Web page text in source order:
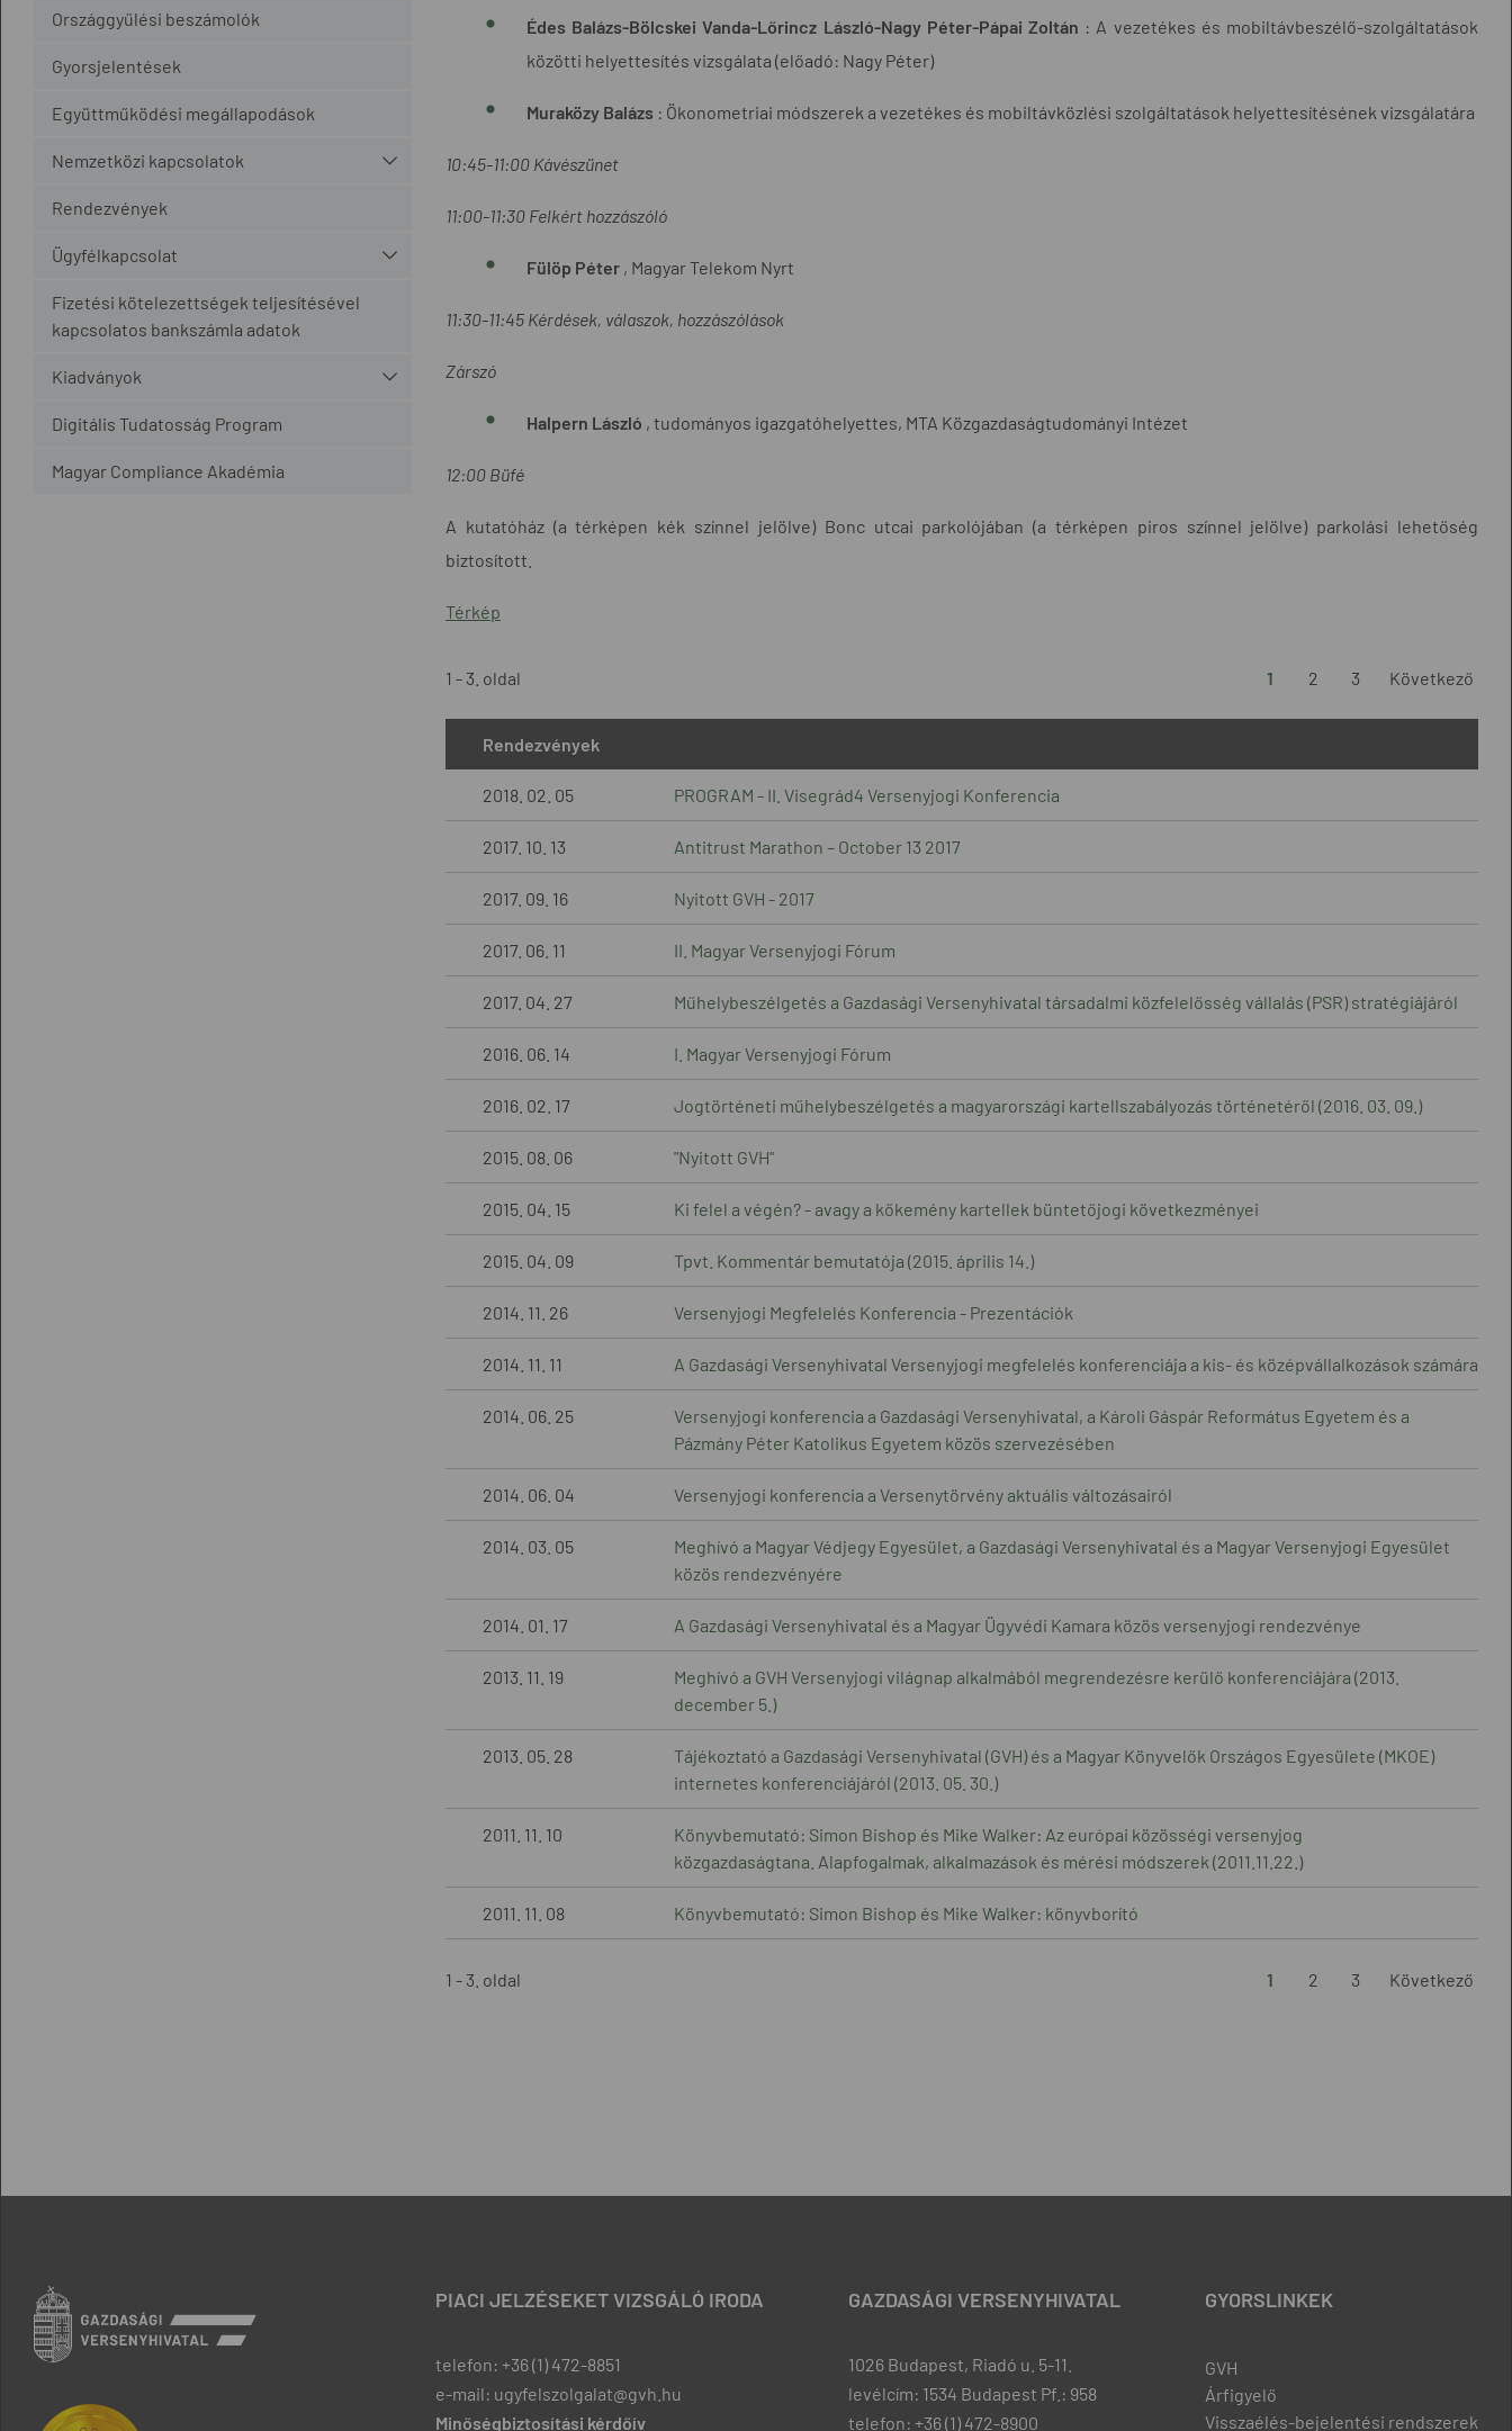
Országgyűlési beszámolók
Gyorsjelentések
Együttműködési megállapodások
Nemzetközi kapcsolatok
Rendezvények
Ügyfélkapcsolat
Fizetési kötelezettségek teljesítésével
kapcsolatos bankszámla adatok
Kiadványok
Digitális Tudatosság Program
Magyar Compliance Akadémia
Édes Balázs-Bölcskei Vanda-Lőrincz László-Nagy Péter-Pápai Zoltán : A vezetékes és mobiltávbeszélő-szolgáltatások
közötti helyettesítés vizsgálata (előadó: Nagy Péter)
Muraközy Balázs : Ökonometriai módszerek a vezetékes és mobiltávközlési szolgáltatások helyettesítésének vizsgálatára
10:45-11:00 Kávészünet
11:00-11:30 Felkért hozzászóló
Fülöp Péter , Magyar Telekom Nyrt
11:30-11:45 Kérdések, válaszok, hozzászólások
Zárszó
Halpern László , tudományos igazgatóhelyettes, MTA Közgazdaságtudományi Intézet
12:00 Büfé
A kutatóház (a térképen kék színnel jelölve) Bonc utcai parkolójában (a térképen piros színnel jelölve) parkolási lehetőség
biztosított.
Térkép
1 - 3. oldal 1 2 3 Következő
Rendezvények
2018. 02. 05 PROGRAM - II. Visegrád4 Versenyjogi Konferencia
2017. 10. 13 Antitrust Marathon – October 13 2017
2017. 09. 16 Nyitott GVH - 2017
2017. 06. 11 II. Magyar Versenyjogi Fórum
2017. 04. 27 Műhelybeszélgetés a Gazdasági Versenyhivatal társadalmi közfelelősség vállalás (PSR) stratégiájáról
2016. 06. 14 I. Magyar Versenyjogi Fórum
2016. 02. 17 Jogtörténeti műhelybeszélgetés a magyarországi kartellszabályozás történetéről (2016. 03. 09.)
2015. 08. 06 "Nyitott GVH"
2015. 04. 15 Ki felel a végén? - avagy a kőkemény kartellek büntetőjogi következményei
2015. 04. 09 Tpvt. Kommentár bemutatója (2015. április 14.)
2014. 11. 26 Versenyjogi Megfelelés Konferencia - Prezentációk
2014. 11. 11 A Gazdasági Versenyhivatal Versenyjogi megfelelés konferenciája a kis- és középvállalkozások számára
2014. 06. 25
Versenyjogi konferencia a Gazdasági Versenyhivatal, a Károli Gáspár Református Egyetem és a
Pázmány Péter Katolikus Egyetem közös szervezésében
2014. 06. 04 Versenyjogi konferencia a Versenytörvény aktuális változásairól
2014. 03. 05
Meghívó a Magyar Védjegy Egyesület, a Gazdasági Versenyhivatal és a Magyar Versenyjogi Egyesület
közös rendezvényére
2014. 01. 17 A Gazdasági Versenyhivatal és a Magyar Ügyvédi Kamara közös versenyjogi rendezvénye
2013. 11. 19
Meghívó a GVH Versenyjogi világnap alkalmából megrendezésre kerülő konferenciájára (2013.
december 5.)
2013. 05. 28
Tájékoztató a Gazdasági Versenyhivatal (GVH) és a Magyar Könyvelők Országos Egyesülete (MKOE)
internetes konferenciájáról (2013. 05. 30.)
2011. 11. 10
Könyvbemutató: Simon Bishop és Mike Walker: Az európai közösségi versenyjog
közgazdaságtana. Alapfogalmak, alkalmazások és mérési módszerek (2011.11.22.)
2011. 11. 08 Könyvbemutató: Simon Bishop és Mike Walker: könyvborító
1 - 3. oldal 1 2 3 Következő
PIACI JELZÉSEKET VIZSGÁLÓ IRODA
telefon: +36 (1) 472-8851
e-mail: ugyfelszolgalat@gvh.hu
Minőségbiztosítási kérdőív
GAZDASÁGI VERSENYHIVATAL
1026 Budapest, Riadó u. 5-11.
levélcím: 1534 Budapest Pf.: 958
telefon: +36 (1) 472-8900
GYORSLINKEK
GVH
Árfigyelő
Visszaélés-bejelentési rendszerek